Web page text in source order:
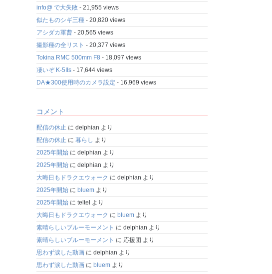
info@ で大失敗- 21,955 views
似たものシギ三種- 20,820 views
アシダカ軍曹- 20,565 views
撮影種の全リスト - 20,377 views
Tokina RMC 500mm F8 - 18,097 views
凄いぞ K-5IIs- 17,644 views
DA★300使用時のカメラ設定 - 16,969 views
コメント
配信の休止 に delphian より
配信の休止 に 暮らし より
2025年開始に delphian より
2025年開始に delphian より
大晦日もドラクエウォーク に delphian より
2025年開始に bluemより
2025年開始に teltel より
大晦日もドラクエウォーク に bluemより
素晴らしいブルーモーメント に delphian より
素晴らしいブルーモーメント に 応援団 より
思わず涙した動画に delphian より
思わず涙した動画に bluemより